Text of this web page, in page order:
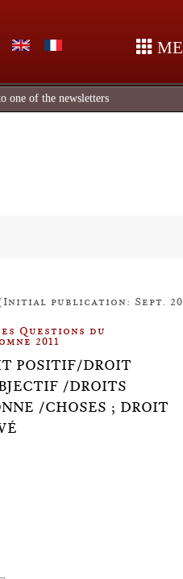
one of the newsletters
(Initial publication: Sept.
Questions du
2011
POSITIF/DROIT
/DROITS
/CHOSES ; DROIT